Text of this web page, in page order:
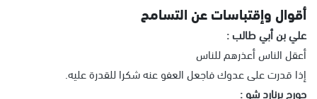
أقوال وإقتباسات عن التسامح
علي بن أبي طالب :
أعقل الناس أعذرهم للناس
إذا قدرت على عدوك فاجعل العفو عنه شكرا للقدرة عليه.
جورج برنارد شو :